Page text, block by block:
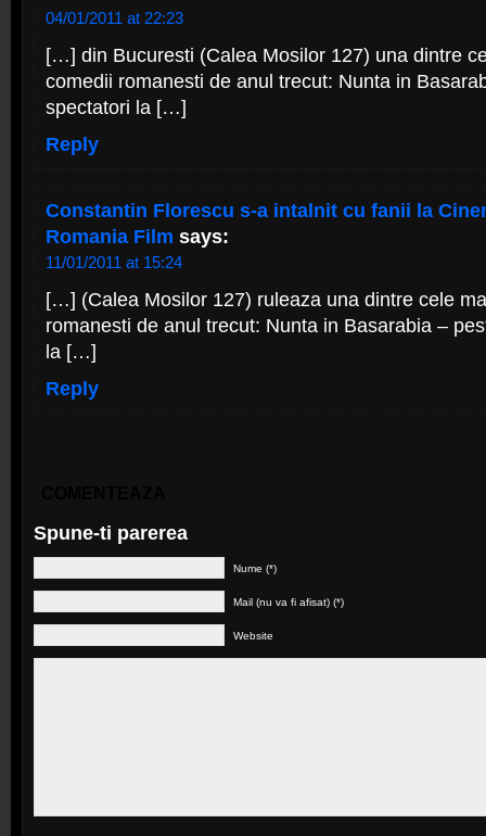
04/01/2011 at 22:23
[…] din Bucuresti (Calea Mosilor 127) una dintre
comedii romanesti de anul trecut: Nunta in
spectatori la […]
Reply
Constantin Florescu s-a intalnit cu fanii la
Romania Film says:
11/01/2011 at 15:24
[…] (Calea Mosilor 127) ruleaza una dintre cele
romanesti de anul trecut: Nunta in Basarabia –
la […]
Reply
Spune-ti parerea
Nume (*)
Mail (nu va fi afisat) (*)
Website